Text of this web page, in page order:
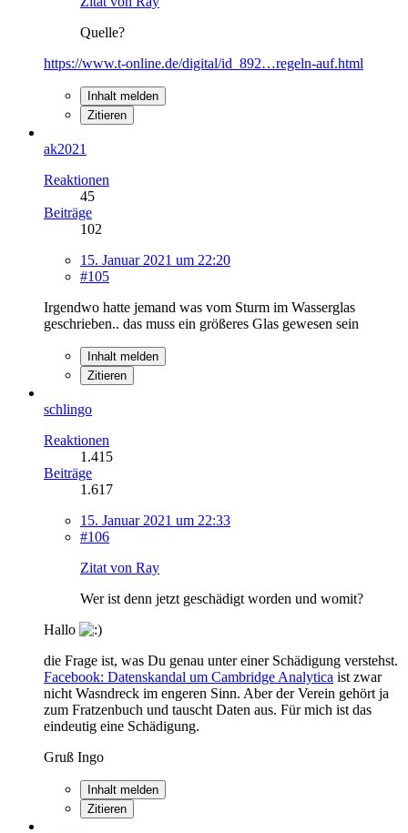
Quelle?
https://www.t-online.de/digital/id_892…regeln-auf.html
Inhalt melden
Zitieren
ak2021
Reaktionen
45
Beiträge
102
15. Januar 2021 um 22:20
#105
Irgendwo hatte jemand was vom Sturm im Wasserglas
geschrieben.. das muss ein größeres Glas gewesen sein
Inhalt melden
Zitieren
schlingo
Reaktionen
1.415
Beiträge
1.617
15. Januar 2021 um 22:33
#106
Zitat von Ray
Wer ist denn jetzt geschädigt worden und womit?
Hallo
die Frage ist, was Du genau unter einer Schädigung verstehst.
Facebook: Datenskandal um Cambridge Analytica ist zwar
nicht Wasndreck im engeren Sinn. Aber der Verein gehört ja
zum Fratzenbuch und tauscht Daten aus. Für mich ist das
eindeutig eine Schädigung.
Gruß Ingo
Inhalt melden
Zitieren